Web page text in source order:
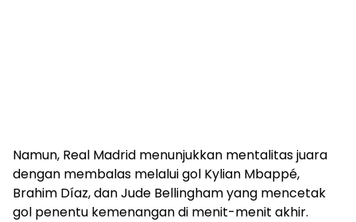
Namun, Real Madrid menunjukkan mentalitas juara
dengan membalas melalui gol Kylian Mbappé,
Brahim Díaz, dan Jude Bellingham yang mencetak
gol penentu kemenangan di menit-menit akhir.